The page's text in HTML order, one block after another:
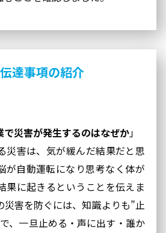
達事項の紹介
災害が発生するのはなぜか」
災害は、気が緩んだ結果だと思
が自動運転になり思考なく体が
果に起きるということを伝えま
災害を防ぐには、知識よりも”止
、一旦止める・声に出す・誰か